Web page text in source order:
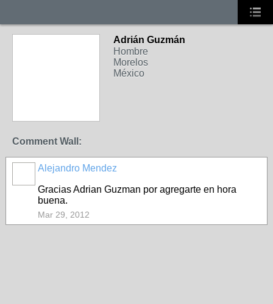
Adrián Guzmán
Hombre
Morelos
México
Comment Wall:
Alejandro Mendez
Gracias Adrian Guzman por agregarte en hora
buena.
Mar 29, 2012